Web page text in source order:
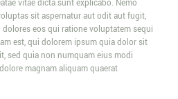
vitae dicta sunt explicabo. Nemo
sit aspernatur aut odit aut fugit,
eos qui ratione voluptatem sequi
est, qui dolorem ipsum quia dolor sit
sed quia non numquam eius modi
magnam aliquam quaerat